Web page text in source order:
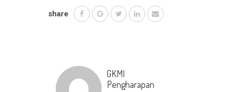
share
GKMI
Pengharapan